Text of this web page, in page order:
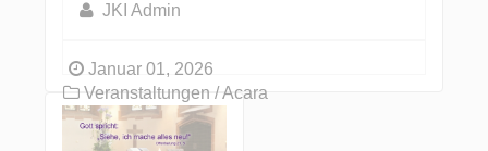
JKI Admin
Januar 01, 2026
Veranstaltungen / Acara